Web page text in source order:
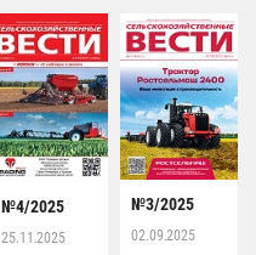
№4/2025
25.11.2025
№3/2025
02.09.2025